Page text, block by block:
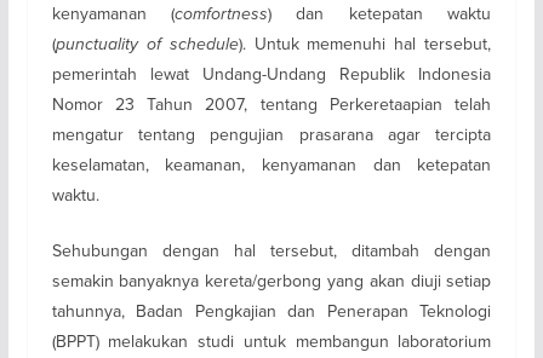
kenyamanan (comfortness) dan ketepatan waktu
(punctuality of schedule). Untuk memenuhi hal tersebut,
pemerintah lewat Undang-Undang Republik Indonesia
Nomor 23 Tahun 2007, tentang Perkeretaapian telah
mengatur tentang pengujian prasarana agar tercipta
keselamatan, keamanan, kenyamanan dan ketepatan
waktu.
Sehubungan dengan hal tersebut, ditambah dengan
semakin banyaknya kereta/gerbong yang akan diuji setiap
tahunnya, Badan Pengkajian dan Penerapan Teknologi
(BPPT) melakukan studi untuk membangun laboratorium